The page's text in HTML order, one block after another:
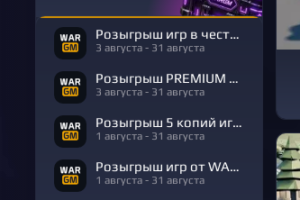
Розыгрыш игр в честь Дня Рождения
3 августа - 31 августа
Розыгрыш PREMIUM в честь Дня Рождения
3 августа - 31 августа
Розыгрыш 5 копий игры R.E.P.O.
1 августа - 31 августа
Розыгрыш игр от WARGM
1 августа - 31 августа